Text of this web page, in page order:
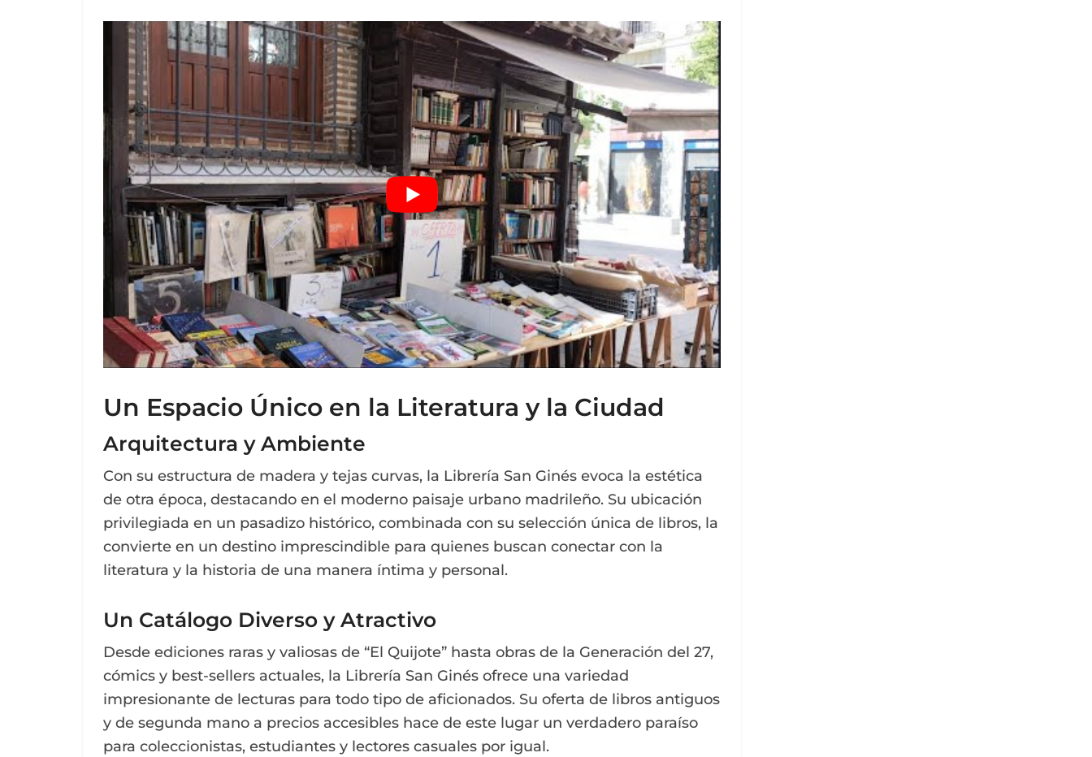
Un Espacio Único en la Literatura y la Ciudad
Arquitectura y Ambiente
Con su estructura de madera y tejas curvas, la Librería San Ginés evoca la estética
de otra época, destacando en el moderno paisaje urbano madrileño. Su ubicación
privilegiada en un pasadizo histórico, combinada con su selección única de libros, la
convierte en un destino imprescindible para quienes buscan conectar con la
literatura y la historia de una manera íntima y personal.
Un Catálogo Diverso y Atractivo
Desde ediciones raras y valiosas de “El Quijote” hasta obras de la Generación del 27,
cómics y best-sellers actuales, la Librería San Ginés ofrece una variedad
impresionante de lecturas para todo tipo de aficionados. Su oferta de libros antiguos
y de segunda mano a precios accesibles hace de este lugar un verdadero paraíso
para coleccionistas, estudiantes y lectores casuales por igual.